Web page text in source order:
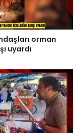
orman
uyardı